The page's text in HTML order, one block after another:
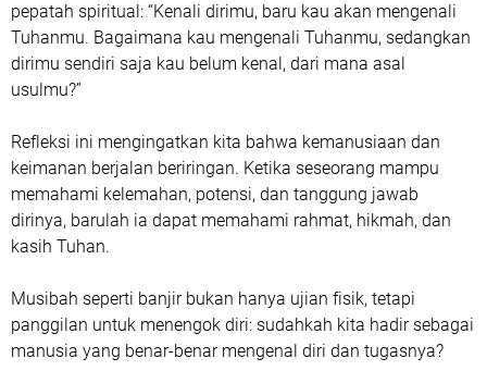
pepatah spiritual: “Kenali dirimu, baru kau akan mengenali
Tuhanmu. Bagaimana kau mengenali Tuhanmu, sedangkan
dirimu sendiri saja kau belum kenal, dari mana asal
usulmu?”
Refleksi ini mengingatkan kita bahwa kemanusiaan dan
keimanan berjalan beriringan. Ketika seseorang mampu
memahami kelemahan, potensi, dan tanggung jawab
dirinya, barulah ia dapat memahami rahmat, hikmah, dan
kasih Tuhan.
Musibah seperti banjir bukan hanya ujian fisik, tetapi
panggilan untuk menengok diri: sudahkah kita hadir sebagai
manusia yang benar-benar mengenal diri dan tugasnya?